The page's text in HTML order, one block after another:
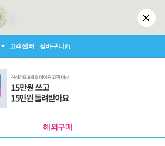
고객센터 장바구니(0)
해외구매